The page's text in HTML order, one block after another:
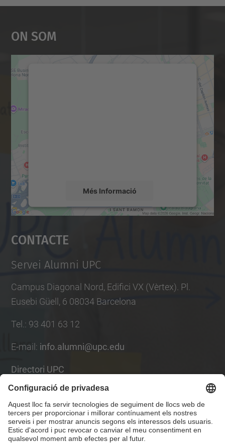
On Som
Més Informació
Accepta
powered by
Contacte
Servei Alumni UPC
Campus Diagonal Nord, Edifici VX (Vèrtex). Pl.
Eusebi Güell, 6 08034 Barcelona
Tel. : 93 401 63 12
E-mail : info.alumni@upc.edu
Directori UPC
Formulari de contacte
Llista Xarxes Socials